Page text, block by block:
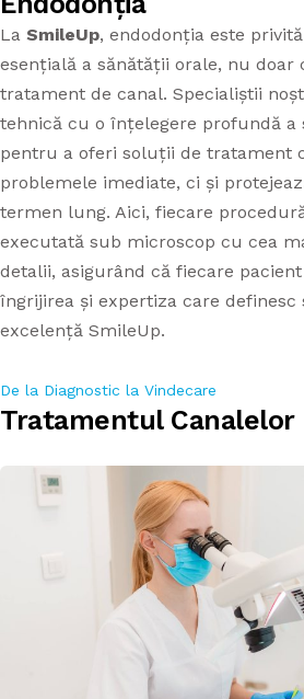
PROTETICĂ DENTARĂ
STOMATOLOGIE GENERALĂ
PARODONTOLOGIE
APARATE DENTARE
APARAT DENTAR TIMIȘOARA
CAZURI
TARIFE
CONTACT
La SmileUp, endodonția este
esențială a sănătății orale, nu doar
tratament de canal. Specialiștii
tehnică cu o înțelegere profundă
pentru a oferi soluții de tratament
problemele imediate, ci și
termen lung. Aici, fiecare
executată sub microscop cu cea
detalii, asigurând că fiecare
îngrijirea și expertiza care definesc
excelență SmileUp.
De la Diagnostic la Vindecare
Tratamentul Canalelor